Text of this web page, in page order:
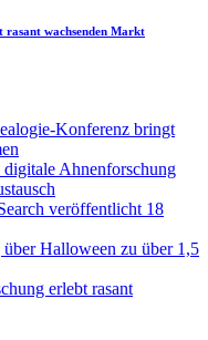
rasant wachsenden Markt
Konferenz bringt
Ahnenforschung
veröffentlicht 18
Halloween zu über 1,5
erlebt rasant